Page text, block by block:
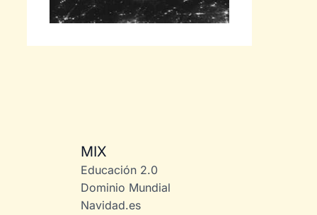
MIX
Educación 2.0
Dominio Mundial
Navidad.es